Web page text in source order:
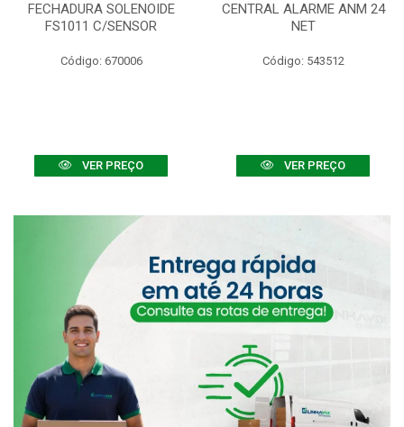
FECHADURA SOLENOIDE
FS1011 C/SENSOR
Código: 670006
VER PREÇO
CENTRAL ALARME ANM 24
NET
Código: 543512
VER PREÇO